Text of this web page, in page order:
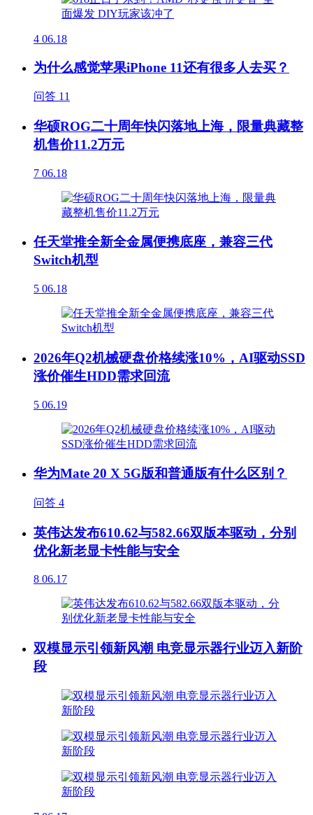
4 06.18
为什么感觉苹果iPhone 11还有很多人去买？
问答 11
华硕ROG二十周年快闪落地上海，限量典藏整
机售价11.2万元
7 06.18
任天堂推全新全金属便携底座，兼容三代
Switch机型
5 06.18
2026年Q2机械硬盘价格续涨10%，AI驱动SSD
涨价催生HDD需求回流
5 06.19
华为Mate 20 X 5G版和普通版有什么区别？
问答 4
英伟达发布610.62与582.66双版本驱动，分别
优化新老显卡性能与安全
8 06.17
双模显示引领新风潮 电竞显示器行业迈入新阶
段